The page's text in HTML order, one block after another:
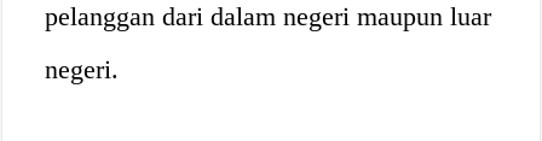
pelanggan dari dalam negeri maupun luar
negeri.